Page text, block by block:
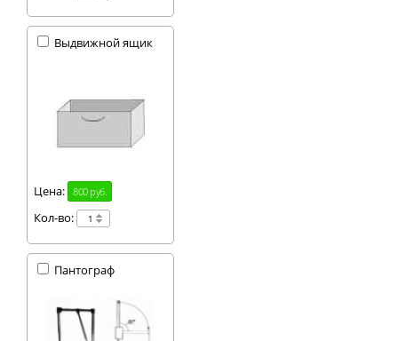
Выдвижной ящик
Цена: 800 руб.
Кол-во:
Пантограф